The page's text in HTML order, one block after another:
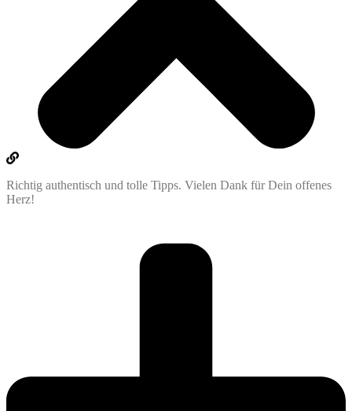
Richtig authentisch und tolle Tipps. Vielen Dank für Dein offenes
Herz!